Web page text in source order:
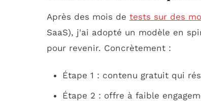
Après des mois de tests sur des
SaaS), j'ai adopté un modèle en
pour revenir. Concrètement :
Étape 1 : contenu gratuit qui
Étape 2 : offre à faible